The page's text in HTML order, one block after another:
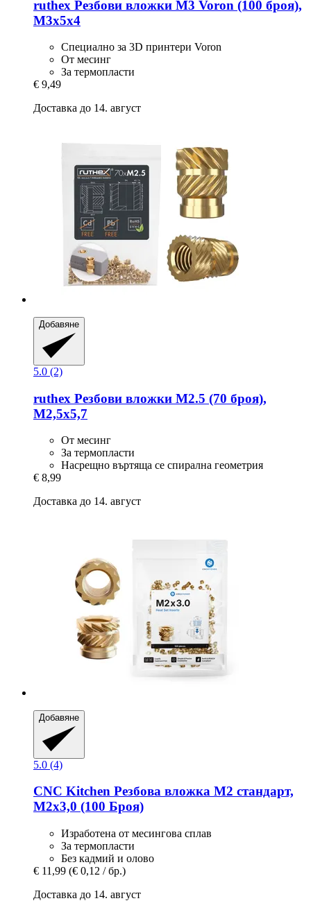
ruthex Резбови вложки M3 Voron (100 броя),
M3x5x4
Специално за 3D принтери Voron
От месинг
За термопласти
€ 9,49
Доставка до 14. август
Добавяне
5.0 (2)
ruthex Резбови вложки M2.5 (70 броя),
M2,5x5,7
От месинг
За термопласти
Насрещно въртяща се спирална геометрия
€ 8,99
Доставка до 14. август
Добавяне
5.0 (4)
CNC Kitchen Резбова вложка M2 стандарт,
M2x3,0 (100 Броя)
Изработена от месингова сплав
За термопласти
Без кадмий и олово
€ 11,99 (€ 0,12 / бр.)
Доставка до 14. август